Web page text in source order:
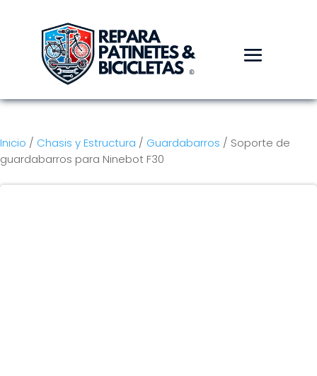
Inicio / Chasis y Estructura / Guardabarros / Soporte de
guardabarros para Ninebot F30